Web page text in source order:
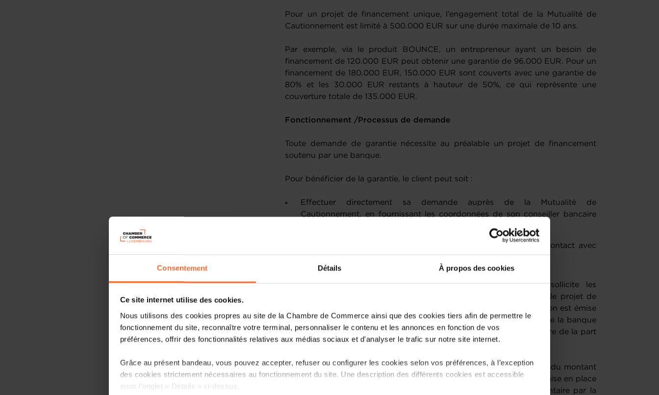
Consentement Détails À propos des cookies
Ce site internet utilise des cookies.
Nous utilisons des cookies propres au site de la Chambre de Commerce ainsi que des cookies tiers afin de permettre le
fonctionnement du site, reconnaître votre terminal, personnaliser le contenu et les annonces en fonction de vos
préférences, offrir des fonctionnalités relatives aux médias sociaux et d'analyser le trafic sur notre site internet.
Grâce au présent bandeau, vous pouvez accepter, refuser ou configurer les cookies selon vos préférences, à l’exception
des cookies strictement nécessaires au fonctionnement du site. Une description des différents cookies est accessible
sous l’onglet « Détails » ci-dessus.
Pour un projet de financement unique, l’engagement total de la Mutualité de
Cautionnement est limité à 500.000 EUR sur une durée maximale de 10 ans.
Par exemple, via le produit BOUNCE, un entrepreneur ayant un besoin de
financement de 120.000 EUR peut obtenir une garantie de 96.000 EUR. Pour un
financement de 180.000 EUR, 150.000 EUR sont couverts avec une garantie de
80% et les 30.000 EUR restants à hauteur de 50%, ce qui représente une
couverture totale de 135.000 EUR.
Fonctionnement /Processus de demande
Toute demande de garantie nécessite au préalable un projet de financement
soutenu par une banque.
Pour bénéficier de la garantie, le client peut soit :
Effectuer directement sa demande auprès de la Mutualité de
Cautionnement, en fournissant les coordonnées de son conseiller bancaire
Demander à son conseiller bancaire de prendre directement contact avec
nous.
Traitement de la demande : la Mutualité de Cautionnement sollicite les
informations nécessaires auprès du conseiller bancaire concernant le projet de
financement. Une fois le dossier complet, il est analysé et une décision est émise
dans un délai d’une semaine. En principe, cette étape se réalise entre la banque
et la Mutualité de Cautionnement et sans intervention complémentaire de la part
de l’entrepreneur.
Coût de la garantie : le coût de la garantie varie entre 0,5 % et 1 % du montant
garanti par an. Cette prime de risque est payable au moment de la mise en place
de la garantie par l'entrepreneur, sans aucun autre frais supplémentaire par la